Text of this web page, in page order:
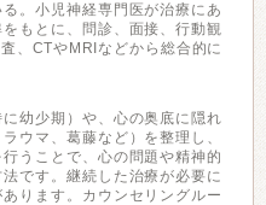
。小児神経専門医が治療にあ
もとに、問診、面接、行動観
、CTやMRIなどから総合的に
幼少期）や、心の奥底に隠れ
ウマ、葛藤など）を整理し、
うことで、心の問題や精神的
です。継続した治療が必要に
ります。カウンセリングルー